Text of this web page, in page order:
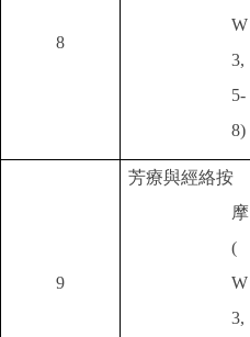
8
W
3,
5-
8)
9
芳療與經絡按
摩
(
W
3,